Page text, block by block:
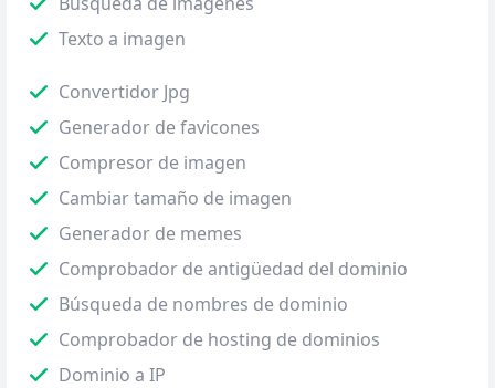
Texto a imagen
Convertidor Jpg
Generador de favicones
Compresor de imagen
Cambiar tamaño de imagen
Generador de memes
Comprobador de antigüedad del dominio
Búsqueda de nombres de dominio
Comprobador de hosting de dominios
Dominio a IP